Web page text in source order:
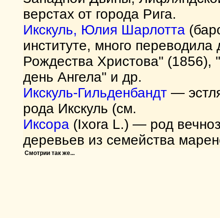
верстах от города Рига.
Икскуль, Юлия Шарлотта
институте, много переводила
Рождества Христова" (1856),
день Ангела" и др.
Икскуль-Гильденбандт —
рода Икскуль (см.
Иксора (Ixora L.) — род
деревьев из семейства
Смотрии так же...